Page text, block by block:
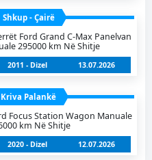
Shkup - Çairë
Ford Grand C-Max Panelvan
295000 km Në Shitje
2011 - Dizel 13.07.2026
Kriva Palankë
Focus Station Wagon Manuale
km Në Shitje
2020 - Dizel 12.07.2026